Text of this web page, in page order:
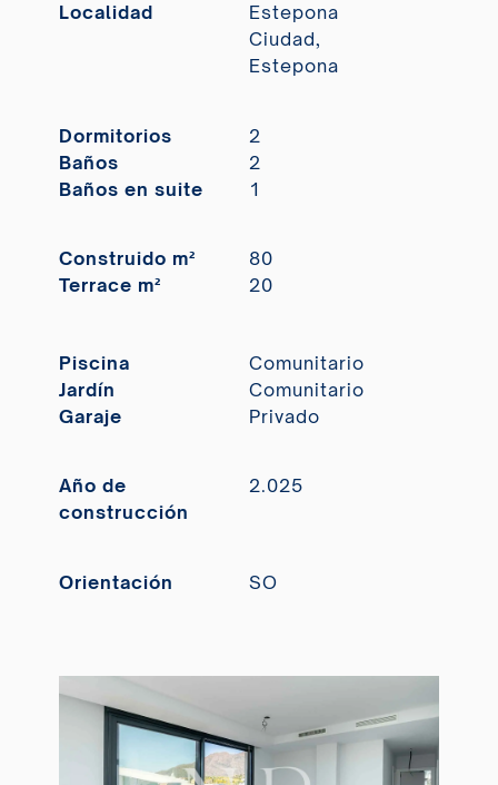
Localidad
Estepona
Ciudad,
Estepona
Dormitorios
2
Baños
2
Baños en suite
1
Construido m²
80
Terrace m²
20
Piscina
Comunitario
Jardín
Comunitario
Garaje
Privado
Año de
construcción
2.025
Orientación SO